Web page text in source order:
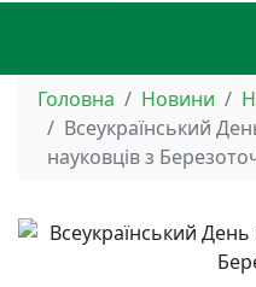
Головна Новини
Всеукраїнський
науковців з